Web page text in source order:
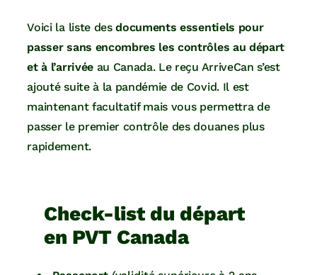
Voici la liste desdocuments essentiels pour
passer sans encombres les contrôles au départ
et à l’arrivéeau Canada. Le reçu ArriveCan s’est
ajouté suite à la pandémie de Covid. Il est
maintenant facultatif mais vous permettra de
passer le premier contrôle des douanes plus
rapidement.
Check-list du départ
en PVT Canada